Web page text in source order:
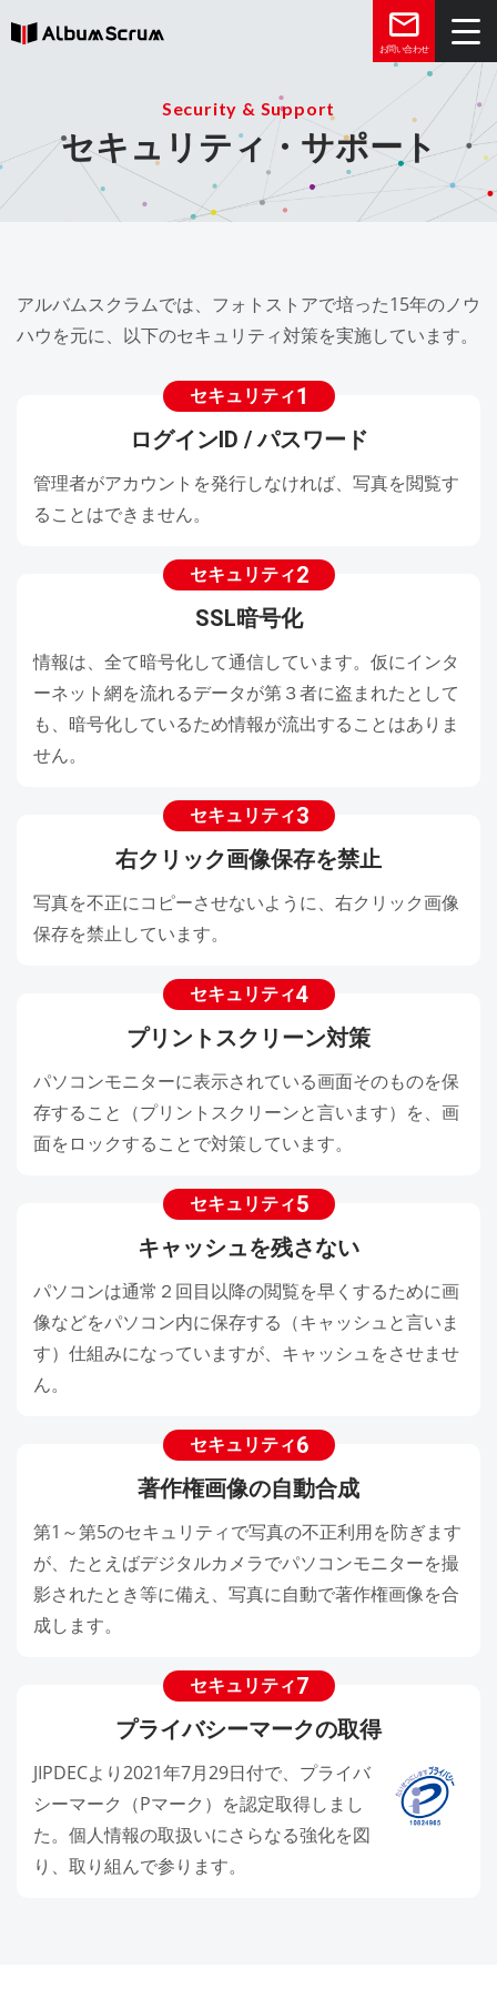
お問い合わせ
トップ
メディア
03-6431-8071
平日10:00～18:00 ※祝日・年末年始を除く
お問い合わせフォーム
Security & Support
セキュリティ・サポート
アルバムスクラムでは、フォトストアで培った15年のノウ
ハウを元に、以下のセキュリティ対策を実施しています。
セキュリティ1
ログインID / パスワード
管理者がアカウントを発行しなければ、写真を閲覧す
ることはできません。
セキュリティ2
SSL暗号化
情報は、全て暗号化して通信しています。仮にインタ
ーネット網を流れるデータが第３者に盗まれたとして
も、暗号化しているため情報が流出することはありま
せん。
セキュリティ3
右クリック画像保存を禁止
写真を不正にコピーさせないように、右クリック画像
保存を禁止しています。
セキュリティ4
プリントスクリーン対策
パソコンモニターに表示されている画面そのものを保
存すること（プリントスクリーンと言います）を、画
面をロックすることで対策しています。
セキュリティ5
キャッシュを残さない
パソコンは通常２回目以降の閲覧を早くするために画
像などをパソコン内に保存する（キャッシュと言いま
す）仕組みになっていますが、キャッシュをさせませ
ん。
セキュリティ6
著作権画像の自動合成
第1～第5のセキュリティで写真の不正利用を防ぎます
が、たとえばデジタルカメラでパソコンモニターを撮
影されたとき等に備え、写真に自動で著作権画像を合
成します。
セキュリティ7
プライバシーマークの取得
JIPDECより2021年7月29日付で、プライバ
シーマーク（Pマーク）を認定取得しまし
た。個人情報の取扱いにさらなる強化を図
り、取り組んで参ります。